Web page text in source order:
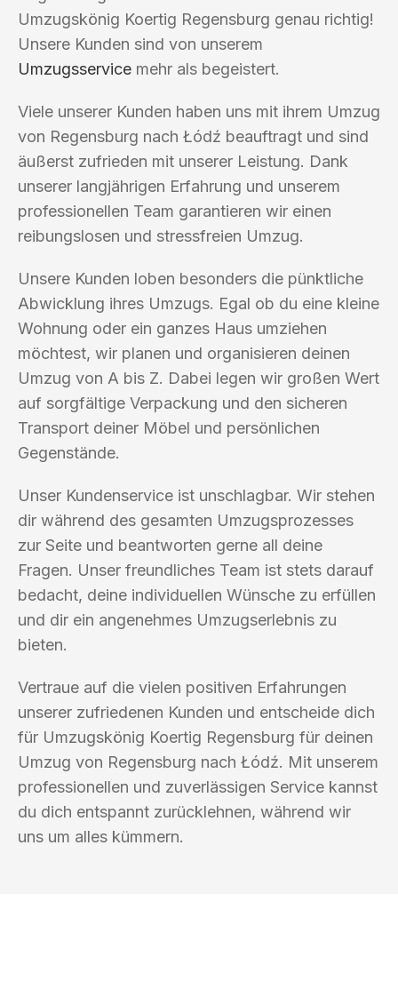
Umzugskönig Koertig Regensburg genau richtig!
Unsere Kunden sind von unserem
Umzugsservice mehr als begeistert.
Viele unserer Kunden haben uns mit ihrem Umzug
von Regensburg nach Łódź beauftragt und sind
äußerst zufrieden mit unserer Leistung. Dank
unserer langjährigen Erfahrung und unserem
professionellen Team garantieren wir einen
reibungslosen und stressfreien Umzug.
Unsere Kunden loben besonders die pünktliche
Abwicklung ihres Umzugs. Egal ob du eine kleine
Wohnung oder ein ganzes Haus umziehen
möchtest, wir planen und organisieren deinen
Umzug von A bis Z. Dabei legen wir großen Wert
auf sorgfältige Verpackung und den sicheren
Transport deiner Möbel und persönlichen
Gegenstände.
Unser Kundenservice ist unschlagbar. Wir stehen
dir während des gesamten Umzugsprozesses
zur Seite und beantworten gerne all deine
Fragen. Unser freundliches Team ist stets darauf
bedacht, deine individuellen Wünsche zu erfüllen
und dir ein angenehmes Umzugserlebnis zu
bieten.
Vertraue auf die vielen positiven Erfahrungen
unserer zufriedenen Kunden und entscheide dich
für Umzugskönig Koertig Regensburg für deinen
Umzug von Regensburg nach Łódź. Mit unserem
professionellen und zuverlässigen Service kannst
du dich entspannt zurücklehnen, während wir
uns um alles kümmern.